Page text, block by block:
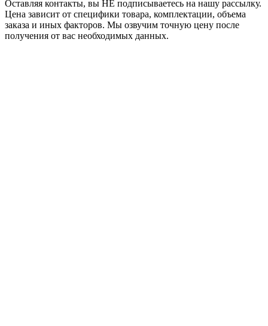
Оставляя контакты, вы НЕ подписываетесь на нашу рассылку.
Цена зависит от специфики товара, комплектации, объема
заказа и иных факторов. Мы озвучим точную цену после
получения от вас необходимых данных.